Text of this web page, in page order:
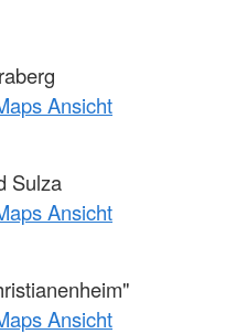
Ansicht
Sulza
Ansicht
Ansicht